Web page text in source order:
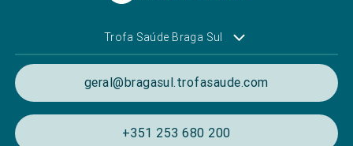
Trofa Saúde Braga Sul
geral@bragasul.trofasaude.com
+351 253 680 200